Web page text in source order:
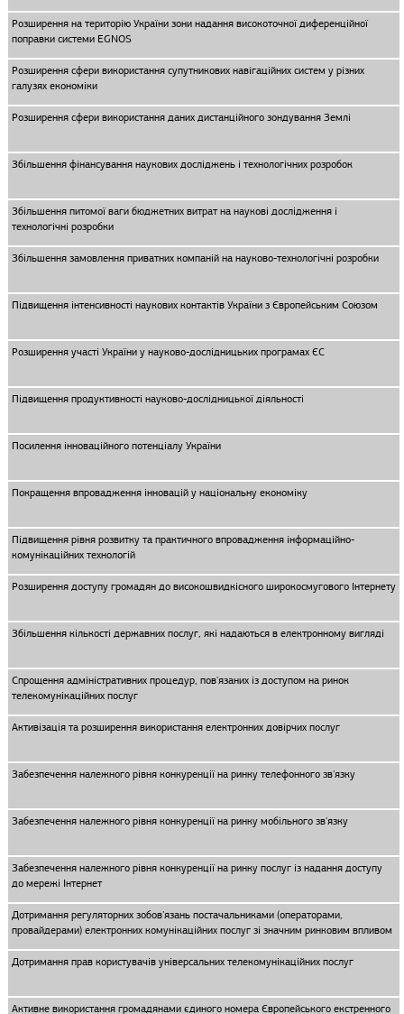
Розширення на територію України зони надання високоточної диференційної
поправки системи EGNOS
Розширення сфери використання супутникових навігаційних систем у різних
галузях економіки
Розширення сфери використання даних дистанційного зондування Землі
Збільшення фінансування наукових досліджень і технологічних розробок
Збільшення питомої ваги бюджетних витрат на наукові дослідження і
технологічні розробки
Збільшення замовлення приватних компаній на науково-технологічні розробки
Підвищення інтенсивності наукових контактів України з Європейським Союзом
Розширення участі України у науково-дослідницьких програмах ЄС
Підвищення продуктивності науково-дослідницької діяльності
Посилення інноваційного потенціалу України
Покращення впровадження інновацій у національну економіку
Підвищення рівня розвитку та практичного впровадження інформаційно-
комунікаційних технологій
Розширення доступу громадян до високошвидкісного широкосмугового Інтернету
Збільшення кількості державних послуг, які надаються в електронному вигляді
Спрощення адміністративних процедур, пов'язаних із доступом на ринок
телекомунікаційних послуг
Активізація та розширення використання електронних довірчих послуг
Забезпечення належного рівня конкуренції на ринку телефонного зв'язку
Забезпечення належного рівня конкуренції на ринку мобільного зв'язку
Забезпечення належного рівня конкуренції на ринку послуг із надання доступу
до мережі Інтернет
Дотримання регуляторних зобов'язань постачальниками (операторами,
провайдерами) електронних комунікаційних послуг зі значним ринковим впливом
Дотримання прав користувачів універсальних телекомунікаційних послуг
Активне використання громадянами єдиного номера Європейського екстренного